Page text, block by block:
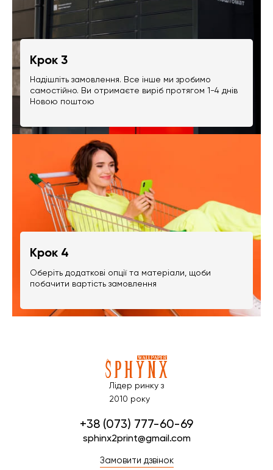
Крок 3
Надішліть замовлення. Все інше ми зробимо
самостійно. Ви отримаєте виріб протягом 1-4 днів
Новою поштою
Крок 4
Оберіть додаткові опції та матеріали, щоби
побачити вартість замовлення
Лідер ринку з
2010 року
+38 (073) 777-60-69
sphinx2print@gmail.com
Замовити дзвінок